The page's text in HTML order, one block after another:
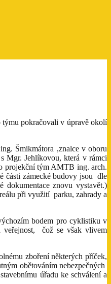
týmu pokračovali v úpravě okolí
Šmikmátora ,znalce v oboru
Mgr. Jehlíkovou, která v rámci
projekční tým AMTB ing. arch.
části zámecké budovy jsou dle
znovu vystavět.)
při využití parku, zahrady a
bodem pro cyklistiku v
veřejnost, čož se však vlivem
zboření některých příček,
obětováním nebezpečných
úřadu ke schválení a